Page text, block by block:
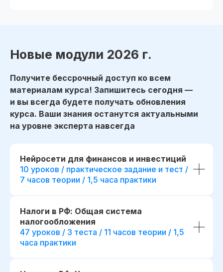
Новые модули 2026 г.
Получите бессрочный доступ ко всем
материалам курса! Запишитесь сегодня —
и вы всегда будете получать обновления
курса. Ваши знания останутся актуальными
на уровне эксперта навсегда
Нейросети для финансов и инвестиций
10 уроков / практическое задание и тест /
7 часов теории / 1,5 часа практики
Налоги в РФ: Общая система
налогообложения
47 уроков / 3 теста / 11 часов теории / 1,5
часа практики
fr111307.005
r111307.005/мес
Беспроцентная рассрочка на 18 месяцев
при полной оплате
Дополнительная скидка 9 800 ₽
00 00
дней
00
часов минута
00
секунда